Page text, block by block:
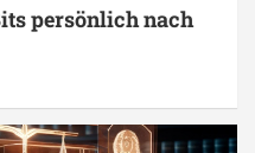
persönlich nach